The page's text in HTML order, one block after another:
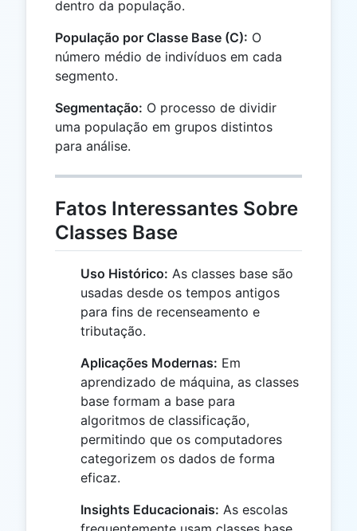
dentro da população.
População por Classe Base (C): O
número médio de indivíduos em cada
segmento.
Segmentação: O processo de dividir
uma população em grupos distintos
para análise.
Fatos Interessantes Sobre
Classes Base
Uso Histórico: As classes base são
usadas desde os tempos antigos
para fins de recenseamento e
tributação.
Aplicações Modernas: Em
aprendizado de máquina, as classes
base formam a base para
algoritmos de classificação,
permitindo que os computadores
categorizem os dados de forma
eficaz.
Insights Educacionais: As escolas